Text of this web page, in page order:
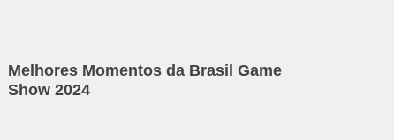
Melhores Momentos da Brasil Game
Show 2024